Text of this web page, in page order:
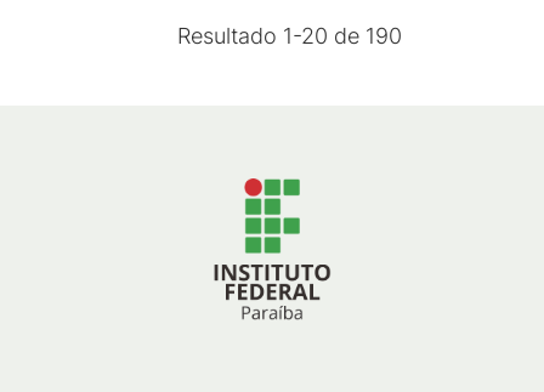
Resultado 1-20 de 190